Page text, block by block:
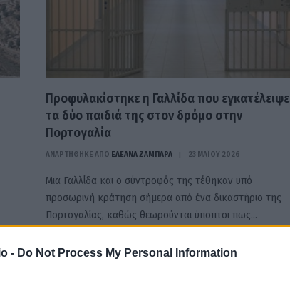
- Do Not Process My Personal Information
Προφυλακίστηκε η Γαλλίδα που εγκατέλειψε
τα δύο παιδιά της στον δρόμο στην
Πορτογαλία
ΑΝΑΡΤΗΘΗΚΕ ΑΠΟ ΕΛΕΑΝΑ ΖΑΜΠΑΡΑ 23 ΜΑΪ́ΟΥ 2026
Μια Γαλλίδα και ο σύντροφός της τέθηκαν υπό
προσωρινή κράτηση σήμερα από ένα δικαστήριο της
Πορτογαλίας, καθώς θεωρούνται ύποπτοι πως…